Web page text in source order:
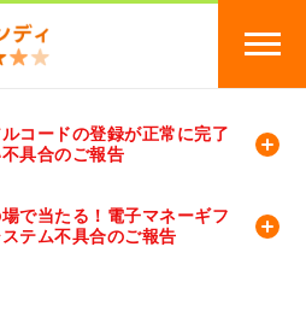
コードの登録が正常に完了
不具合のご報告
場で当たる！電子マネーギフ
ステム不具合のご報告